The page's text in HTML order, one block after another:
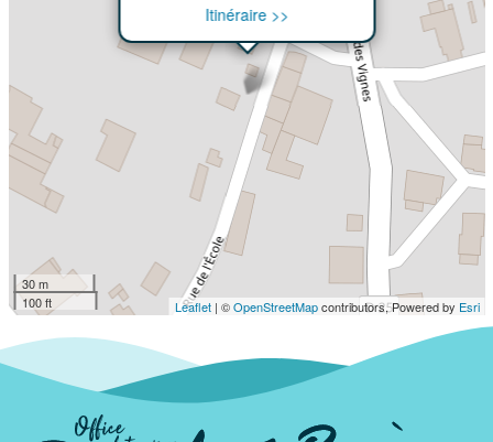
Itinéraire >>
30 m
100 ft
Leaflet| ©OpenStreetMapcontributors, Powered by Esri